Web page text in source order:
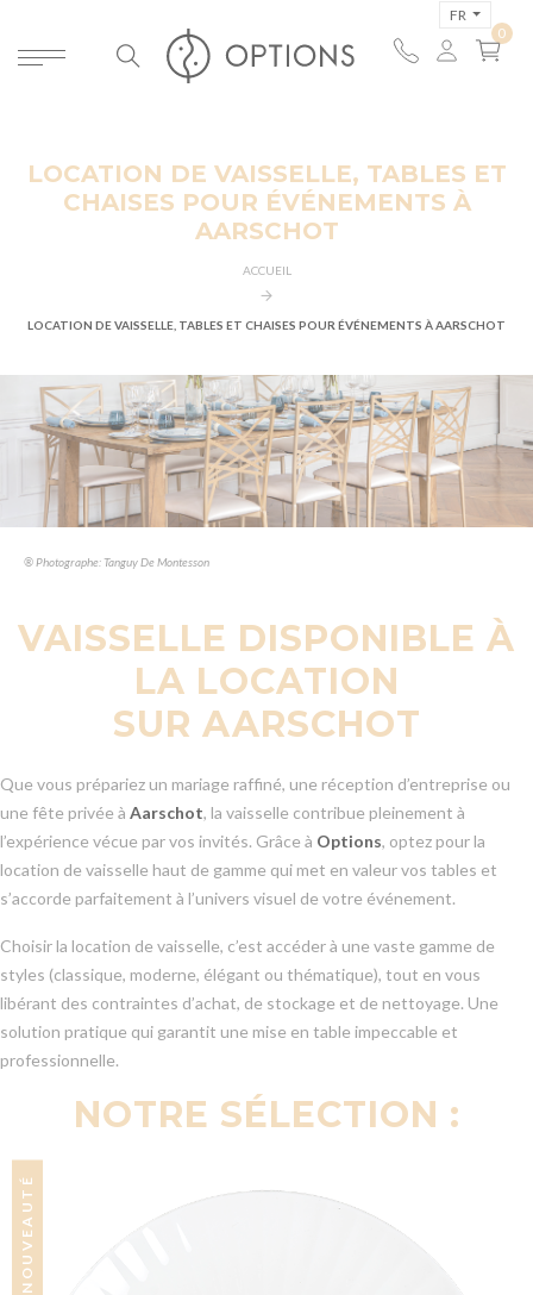
FR
LOCATION DE VAISSELLE, TABLES ET
CHAISES POUR ÉVÉNEMENTS À
AARSCHOT
ACCUEIL
LOCATION DE VAISSELLE, TABLES ET CHAISES POUR ÉVÉNEMENTS À AARSCHOT
® Photographe: Tanguy De Montesson
VAISSELLE DISPONIBLE À
LA LOCATION
SUR AARSCHOT
Que vous prépariez un mariage raffiné, une réception d’entreprise ou
une fête privée à Aarschot, la vaisselle contribue pleinement à
l’expérience vécue par vos invités. Grâce à Options, optez pour la
location de vaisselle haut de gamme qui met en valeur vos tables et
s’accorde parfaitement à l’univers visuel de votre événement.
Choisir la location de vaisselle, c’est accéder à une vaste gamme de
styles (classique, moderne, élégant ou thématique), tout en vous
libérant des contraintes d’achat, de stockage et de nettoyage. Une
solution pratique qui garantit une mise en table impeccable et
professionnelle.
NOTRE SÉLECTION :
NOUVEAUTÉ